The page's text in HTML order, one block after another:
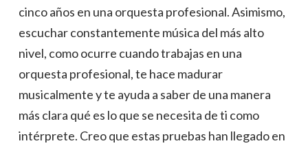
cinco años en una orquesta profesional. Asimismo,
escuchar constantemente música del más alto
nivel, como ocurre cuando trabajas en una
orquesta profesional, te hace madurar
musicalmente y te ayuda a saber de una manera
más clara qué es lo que se necesita de ti como
intérprete. Creo que estas pruebas han llegado en